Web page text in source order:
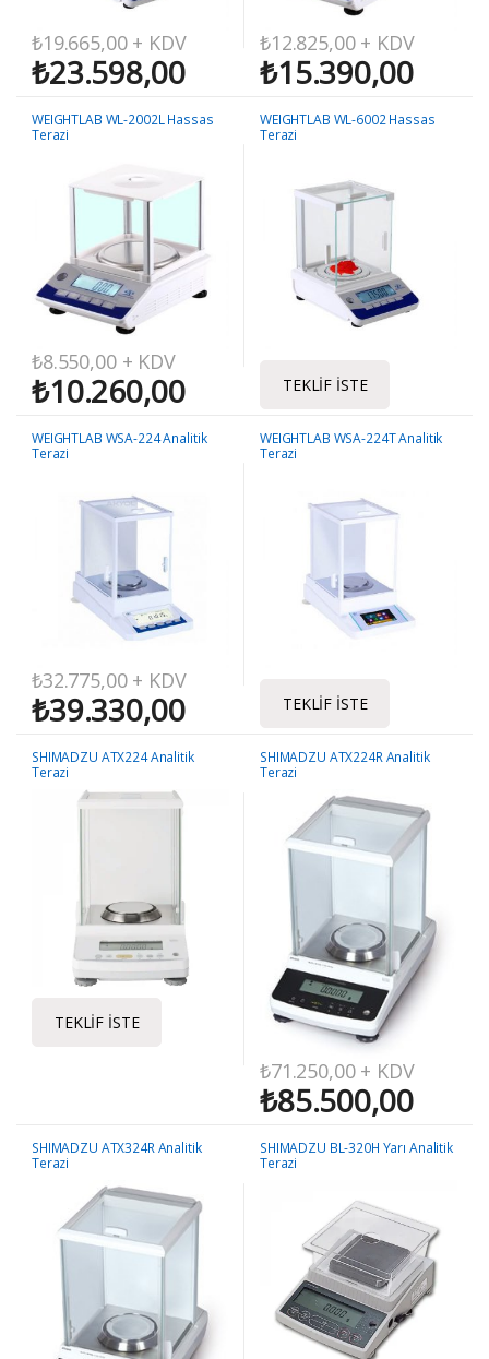
₺19.665,00+ KDV
₺23.598,00
₺12.825,00+ KDV
₺15.390,00
WEIGHTLAB WL-2002L Hassas
Terazi
₺8.550,00+ KDV
₺10.260,00
WEIGHTLAB WL-6002 Hassas
Terazi
TEKLIF İSTE
WEIGHTLAB WSA-224 Analitik
Terazi
₺32.775,00+ KDV
₺39.330,00
WEIGHTLAB WSA-224T Analitik
Terazi
TEKLIF İSTE
SHIMADZU ATX224 Analitik
Terazi
TEKLIF İSTE
SHIMADZU ATX224R Analitik
Terazi
₺71.250,00+ KDV
₺85.500,00
SHIMADZU ATX324R Analitik
Terazi
SHIMADZU BL-320H Yarı Analitik
Terazi